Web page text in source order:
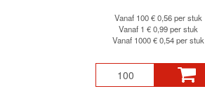
Vanaf 100€ 0,56 per stuk
Vanaf 1 € 0,99 per stuk
Vanaf 1000€ 0,54 per stuk